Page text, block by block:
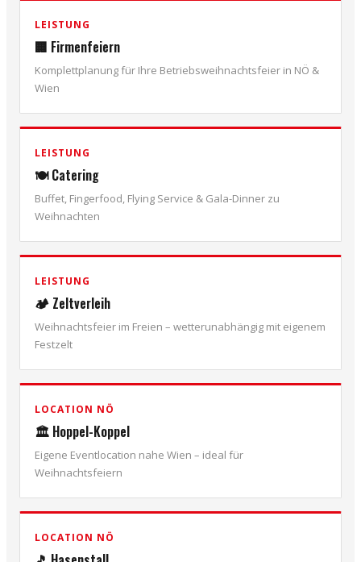
LEISTUNG
🏢 Firmenfeiern
Komplettplanung für Ihre Betriebsweihnachtsfeier in NÖ &
Wien
LEISTUNG
🍽️ Catering
Buffet, Fingerfood, Flying Service & Gala-Dinner zu
Weihnachten
LEISTUNG
🏕️ Zeltverleih
Weihnachtsfeier im Freien – wetterunabhängig mit eigenem
Festzelt
LOCATION NÖ
🏛️ Hoppel-Koppel
Eigene Eventlocation nahe Wien – ideal für
Weihnachtsfeiern
LOCATION NÖ